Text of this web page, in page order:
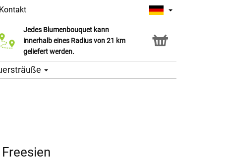
Kontakt
Jedes Blumenbouquet kann
innerhalb eines Radius von 21 km
geliefert werden.
Click & Collect Service